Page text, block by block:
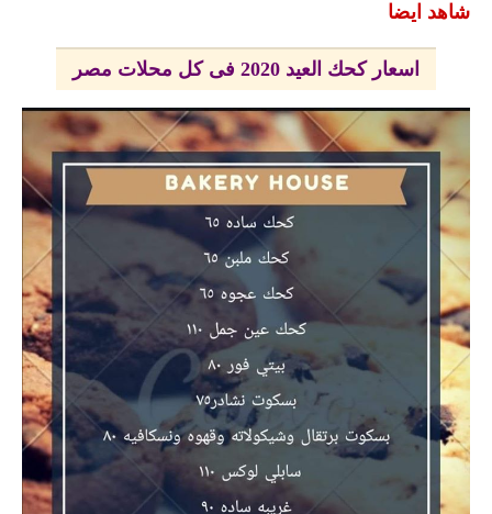
شاهد ايضا
اسعار كحك العيد 2020 فى كل محلات مصر